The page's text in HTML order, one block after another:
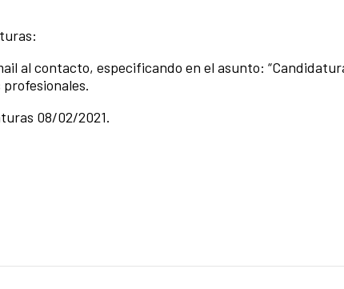
al contacto, especificando en el asunto:
08/02/2021.